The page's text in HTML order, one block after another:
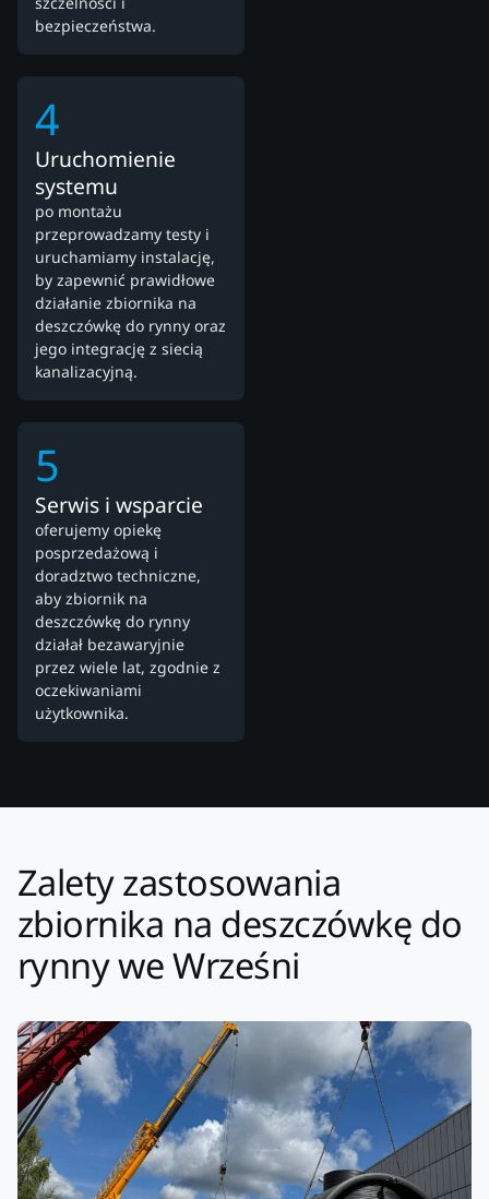
bezpieczeństwa.
4
Uruchomienie
systemu
po montażu
przeprowadzamy testy i
uruchamiamy instalację,
by zapewnić prawidłowe
działanie zbiornika na
deszczówkę do rynny oraz
jego integrację z siecią
kanalizacyjną.
5
Serwis i wsparcie
oferujemy opiekę
posprzedażową i
doradztwo techniczne,
aby zbiornik na
deszczówkę do rynny
działał bezawaryjnie
przez wiele lat, zgodnie z
oczekiwaniami
użytkownika.
Zalety zastosowania
zbiornika na deszczówkę do
rynny we Wrześni